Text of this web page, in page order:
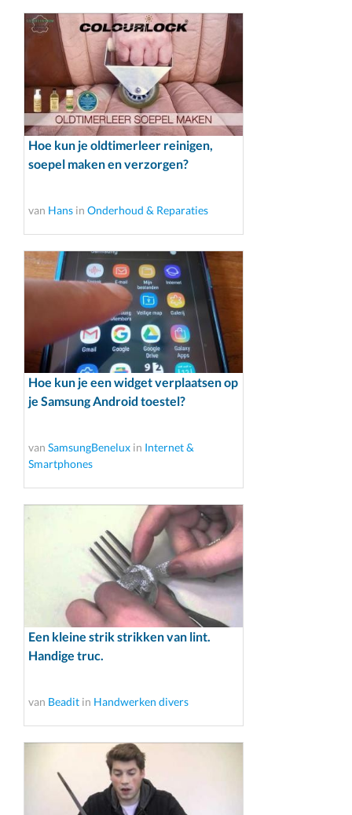
Hoe kun je oldtimerleer reinigen,
soepel maken en verzorgen?
van Hans in Onderhoud & Reparaties
Hoe kun je een widget verplaatsen op
je Samsung Android toestel?
van SamsungBenelux in Internet &
Smartphones
Een kleine strik strikken van lint.
Handige truc.
van Beadit in Handwerken divers